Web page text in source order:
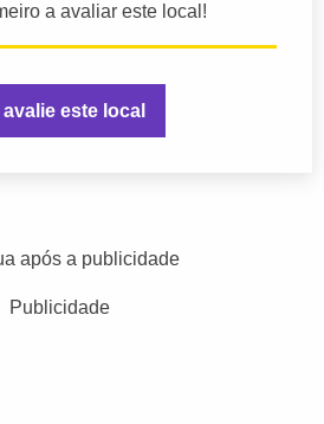
a avaliar este local!
avalie este local
após a publicidade
Publicidade